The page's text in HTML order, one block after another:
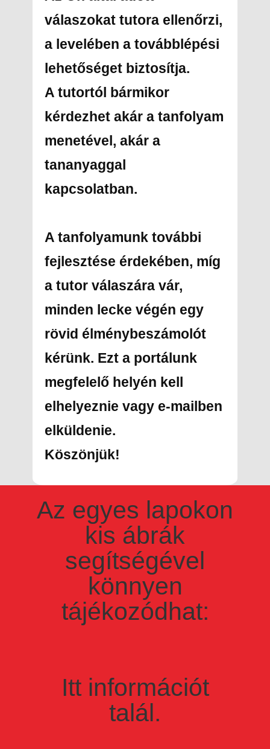
válaszokat tutora ellenőrzi,
a levelében a továbblépési
lehetőséget biztosítja.
A tutortól bármikor
kérdezhet akár a tanfolyam
menetével, akár a
tananyaggal
kapcsolatban.
A tanfolyamunk további
fejlesztése érdekében, míg
a tutor válaszára vár,
minden lecke végén egy
rövid élménybeszámolót
kérünk. Ezt a portálunk
megfelelő helyén kell
elhelyeznie vagy e-mailben
elküldenie.
Köszönjük!
Az egyes lapokon
kis ábrák
segítségével
könnyen
tájékozódhat:
Itt információt
talál.